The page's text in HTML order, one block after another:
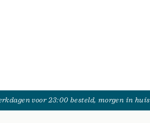
voor 23:00 besteld, morgen in huis